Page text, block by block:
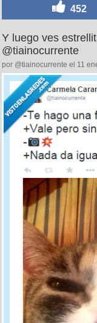
452
Y luego ves
@tiainocurrente
por @tiainocurrente el 11